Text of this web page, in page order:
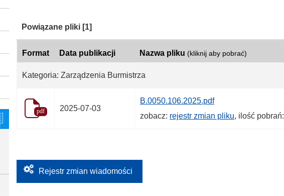
Kategoria:
Powiązane pliki [1]
Format Data publikacji Nazwa pliku (kliknij aby pobrać)
Kategoria: Zarządzenia Burmistrza
pdf 2025-07-03
B.0050.106.2025.pdf
zobacz: rejestr zmian pliku, ilość pobrań:
Rejestr zmian wiadomości